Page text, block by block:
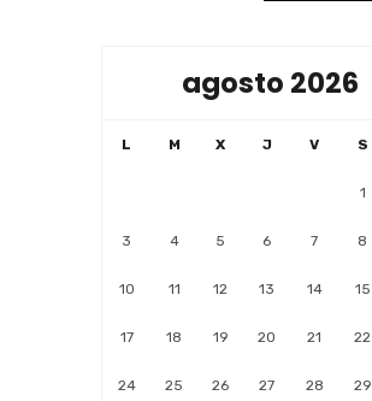
agosto 2026
L M X J V S
1
3 4 5 6 7 8
10 11 12 13 14 15
17 18 19 20 21 22
24 25 26 27 28 29